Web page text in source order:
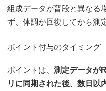
組成データが普段と異なる
ず、体調が回復してから測
ポイント付与のタイミング
ポイントは、 測定データが
リに同期された後、数日以